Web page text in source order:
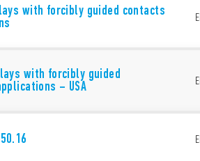
with forcibly guided contacts
with forcibly guided
– USA